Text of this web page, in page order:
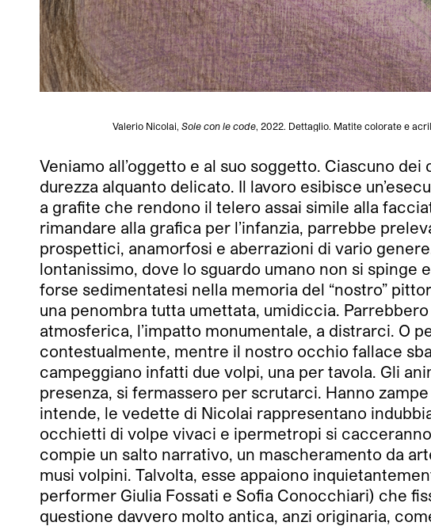
Valerio Nicolai, Sole con le code, 2022. Dettaglio. Matite colorate e
Veniamo all’oggetto e al suo soggetto. Ciascuno
durezza alquanto delicato. Il lavoro esibisce
a grafite che rendono il telero assai simile alla
rimandare alla grafica per l’infanzia, parrebbe
prospettici, anamorfosi e aberrazioni di vario
lontanissimo, dove lo sguardo umano non si
forse sedimentatesi nella memoria del “nostro”
una penombra tutta umettata, umidiccia.
atmosferica, l’impatto monumentale, a distrarci. O
contestualmente, mentre il nostro occhio fallace
campeggiano infatti due volpi, una per tavola. Gli
presenza, si fermassero per scrutarci. Hanno
intende, le vedette di Nicolai rappresentano
occhietti di volpe vivaci e ipermetropi si
compie un salto narrativo, un mascheramento da
musi volpini. Talvolta, esse appaiono
performer Giulia Fossati e Sofia Conocchiari) che
questione davvero molto antica, anzi originaria,